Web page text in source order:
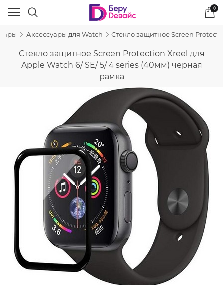
0
Аксессуары для Watch Стекло защитное Screen
Стекло защитное Screen Protection Xreel для
Apple Watch 6/ SE/ 5/ 4 series (40мм) черная
рамка